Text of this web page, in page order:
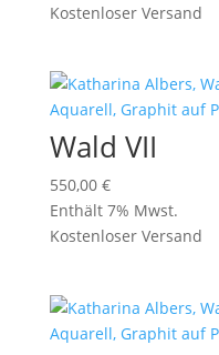
Kostenloser Versand
Wald VII
550,00 €
Enthält 7% Mwst.
Kostenloser Versand